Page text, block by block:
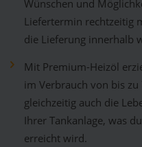
Wünschen und
Liefertermin rechtzeitig
die Lieferung innerhalb
Mit Premium-Heizöl
im Verbrauch von bis
gleichzeitig auch die
Ihrer Tankanlage, was
erreicht wird.